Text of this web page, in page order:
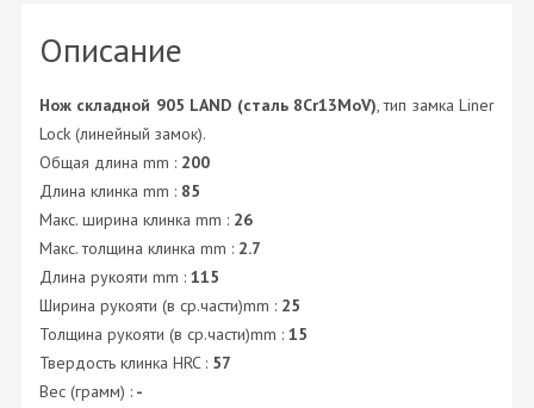
Описание
Нож складной 905 LAND (сталь 8Cr13MoV), тип замка Liner
Lock (линейный замок).
Общая длина mm : 200
Длина клинка mm : 85
Макс. ширина клинка mm : 26
Макс. толщина клинка mm : 2.7
Длина рукояти mm : 115
Ширина рукояти (в ср.части)mm : 25
Толщина рукояти (в ср.части)mm : 15
Твердость клинка HRC : 57
Вес (грамм) : -